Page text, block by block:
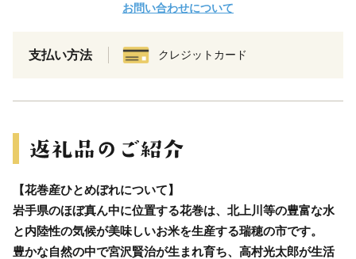
お問い合わせについて
支払い方法 クレジットカード
【花巻産ひとめぼれについて】
岩手県のほぼ真ん中に位置する花巻は、北上川等の豊富な水
と内陸性の気候が美味しいお米を生産する瑞穂の市です。
豊かな自然の中で宮沢賢治が生まれ育ち、高村光太郎が生活